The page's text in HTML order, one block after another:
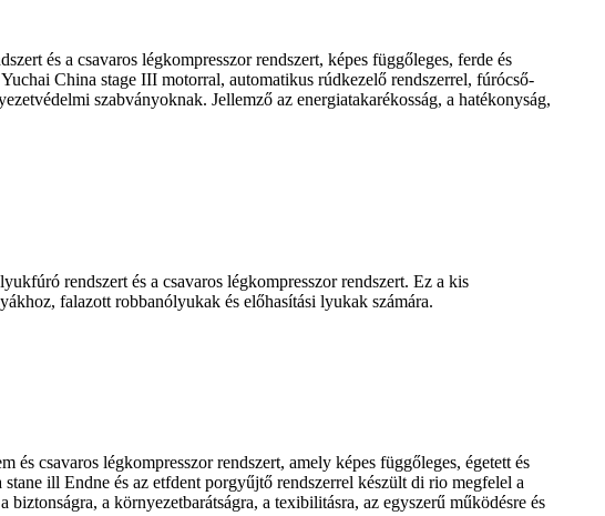
és a csavaros légkompresszor rendszert, képes függőleges, ferde és
China stage III motorral, automatikus rúdkezelő rendszerrel, fúrócső-
szabványoknak. Jellemző az energiatakarékosság, a hatékonyság,
rendszert és a csavaros légkompresszor rendszert. Ez a kis
falazott robbanólyukak és előhasítási lyukak számára.
csavaros légkompresszor rendszert, amely képes függőleges, égetett és
ill Endne és az etfdent porgyűjtő rendszerrel készült di rio megfelel a
a környezetbarátságra, a texibilitásra, az egyszerű működésre és